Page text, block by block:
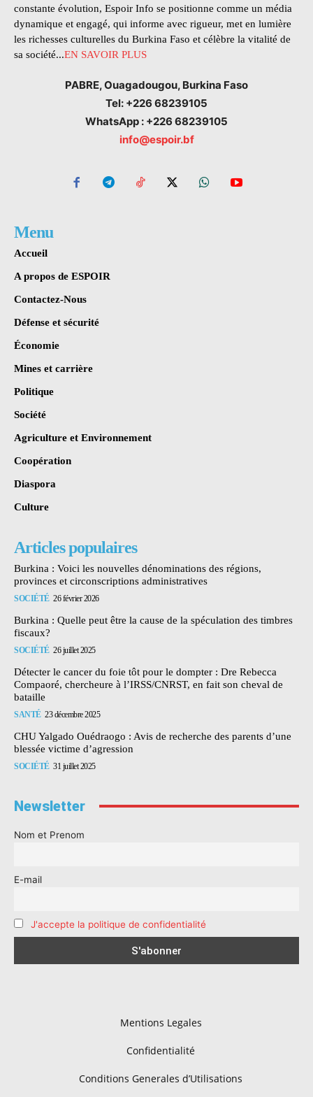
constante évolution, Espoir Info se positionne comme un média
dynamique et engagé, qui informe avec rigueur, met en lumière
les richesses culturelles du Burkina Faso et célèbre la vitalité de
sa société...EN SAVOIR PLUS
PABRE, Ouagadougou, Burkina Faso
Tel: +226 68239105
WhatsApp : +226 68239105
info@espoir.bf
Menu
Accueil
A propos de ESPOIR
Contactez-Nous
Défense et sécurité
Économie
Mines et carrière
Politique
Société
Agriculture et Environnement
Coopération
Diaspora
Culture
Articles populaires
Burkina : Voici les nouvelles dénominations des régions,
provinces et circonscriptions administratives
SOCIÉTÉ 26 février 2026
Burkina : Quelle peut être la cause de la spéculation des timbres
fiscaux?
SOCIÉTÉ 26 juillet 2025
Détecter le cancer du foie tôt pour le dompter : Dre Rebecca
Compaoré, chercheure à l’IRSS/CNRST, en fait son cheval de
bataille
SANTÉ 23 décembre 2025
CHU Yalgado Ouédraogo : Avis de recherche des parents d’une
blessée victime d’agression
SOCIÉTÉ 31 juillet 2025
Newsletter
Nom et Prenom
E-mail
J'accepte la politique de confidentialité
Mentions Legales
Confidentialité
Conditions Generales d’Utilisations